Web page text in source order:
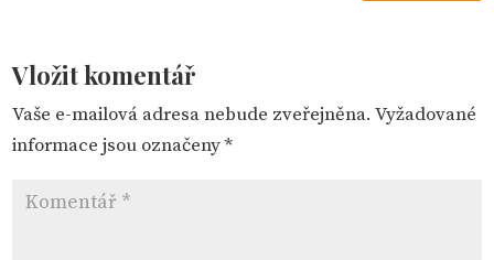
Vložit komentář
Vaše e-mailová adresa nebude zveřejněna. Vyžadované
informace jsou označeny*